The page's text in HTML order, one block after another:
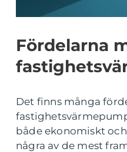
Fördelarna
Det finns många
både ekonomiskt
några av de mest